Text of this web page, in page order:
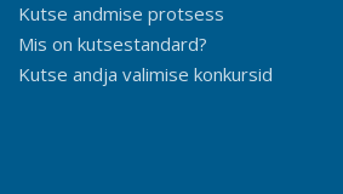
Kutse andmise protsess
Mis on kutsestandard?
Kutse andja valimise konkursid